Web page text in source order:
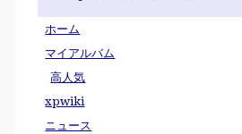
ホーム
マイアルバム
高人気
xpwiki
ニュース